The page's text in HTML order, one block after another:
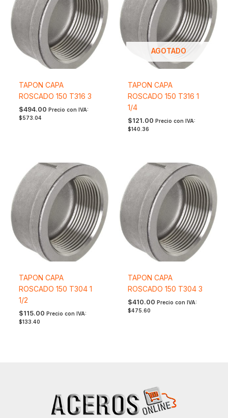
TAPON CAPA
ROSCADO 150 T316 3
$494.00 Precio con IVA:
$573.04
AGOTADO
TAPON CAPA
ROSCADO 150 T316 1
1/4
$121.00 Precio con IVA:
$140.36
TAPON CAPA
ROSCADO 150 T304 1
1/2
$115.00 Precio con IVA:
$133.40
TAPON CAPA
ROSCADO 150 T304 3
$410.00 Precio con IVA:
$475.60